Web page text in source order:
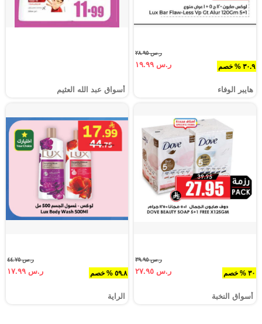
٣٠.٩ % خصم
ر.س ٢٨.٩٥
ر.س ١٩.٩٩
هايبر الوفاء أسواق عبد الله العثيم
٣٠ % خصم
ر.س ٣٩.٩٥
ر.س ٢٧.٩٥
أسواق النخبة
٥٩.٨ % خصم
ر.س ٤٤.٧٥
ر.س ١٧.٩٩
الراية